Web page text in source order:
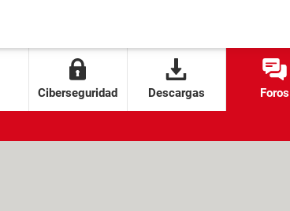
Ciberseguridad Descargas Foros